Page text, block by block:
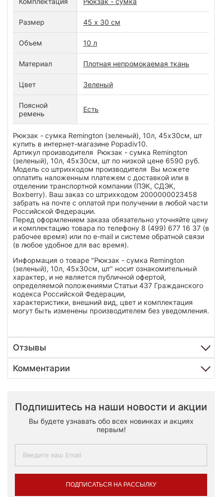
Размер 45 х 30 см
Объем 10 л
Материал Плотная непромокаемая ткань
Цвет Зеленый
Поясной
ремень
Есть
Рюкзак - сумка Remington (зеленый), 10л, 45х30см, шт
купить в интернет-магазине Popadiv10.
Артикул производителя Рюкзак - сумка Remington
(зеленый), 10л, 45х30см, шт по низкой цене 6590 руб.
Модель со штрихкодом производителя Вы можете
оплатить наложенным платежем с доставкой или в
отделении транспортной компании (ПЭК, СДЭК,
Boxberry). Ваш заказ со штрихкодом 2000000023458
забрать на почте с оплатой при получении в любой части
Российской Федерации.
Перед оформлением заказа обязательно уточняйте цену
и комплектацию товара по телефону 8 (499) 677 16 37 (в
рабочее время) или по e-mail и системе обратной связи
(в любое удобное для вас время).
Информация о товаре "Рюкзак - сумка Remington
(зеленый), 10л, 45х30см, шт" носит ознакомительный
характер, и не является публичной офертой,
определяемой положениями Статьи 437 Гражданского
кодекса Российской Федерации,
характеристики, внешний вид, цвет и комплектация
могут быть изменены производителем без уведомления.
Отзывы
Комментарии
Подпишитесь на наши новости и акции
Вы будете узнавать обо всех новинках и акциях
первым!
ПОДПИСАТЬСЯ НА РАССЫЛКУ